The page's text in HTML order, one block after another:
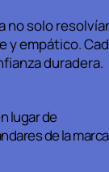
no solo
y empático.
duradera.
lugar de
de la marca